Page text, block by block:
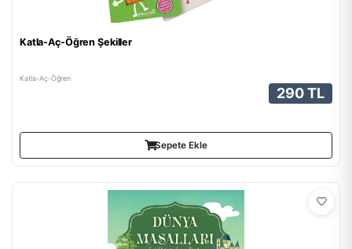
Katla-Aç-Öğren Şekiller
Katla-Aç-Öğren
290 TL
Sepete Ekle